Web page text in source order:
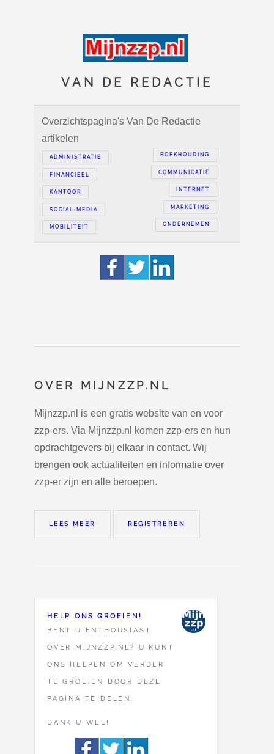
VAN DE REDACTIE
Overzichtspagina's Van De Redactie
artikelen
BOEKHOUDING
ADMINISTRATIE
COMMUNICATIE
FINANCIEEL
INTERNET
KANTOOR
MARKETING
SOCIAL-MEDIA
ONDERNEMEN
MOBILITEIT
OVER MIJNZZP.NL
Mijnzzp.nl is een gratis website van en voor
zzp-ers. Via Mijnzzp.nl komen zzp-ers en hun
opdrachtgevers bij elkaar in contact. Wij
brengen ook actualiteiten en informatie over
zzp-er zijn en alle beroepen.
LEES MEER REGISTREREN
HELP ONS GROEIEN!
BENT U ENTHOUSIAST
OVER MIJNZZP.NL? U KUNT
ONS HELPEN OM VERDER
TE GROEIEN DOOR DEZE
PAGINA TE DELEN.
DANK U WEL!